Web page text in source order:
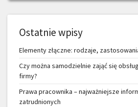
Ostatnie wpisy
Elementy złączne: rodzaje,
Czy można samodzielnie zająć się
firmy?
Prawa pracownika – najważniejsze
zatrudnionych